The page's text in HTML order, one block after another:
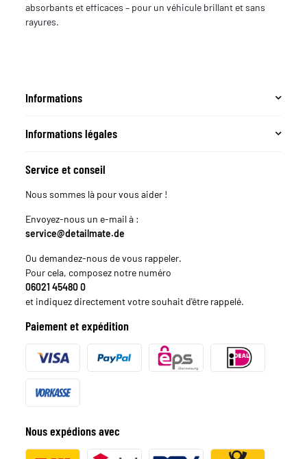
absorbants et efficaces – pour un véhicule brillant et sans
rayures.
Informations
Informations légales
Service et conseil
Nous sommes là pour vous aider !
Envoyez-nous un e-mail à :
service@detailmate.de
Ou demandez-nous de vous rappeler.
Pour cela, composez notre numéro
06021 45480 0
et indiquez directement votre souhait d'être rappelé.
Paiement et expédition
Nous expédions avec